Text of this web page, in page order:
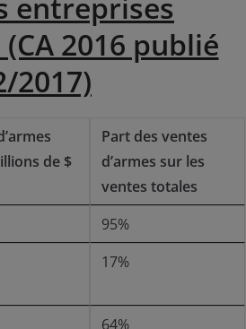
entreprises
2016 publié
2017)
de $
Part des ventes
d’armes sur les
ventes totales
95%
17%
64%